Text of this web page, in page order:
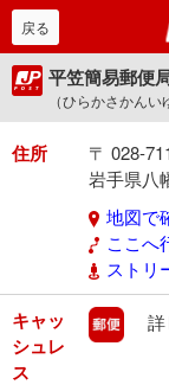
戻る
平笠簡易郵便
（ひらかさかんい
住所
〒 028-
岩手県八
地図で
ここへ
ストリ
キャッ
シュレ
ス
郵便
詳